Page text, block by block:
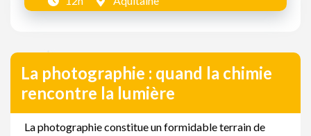
La photographie : quand la chimie
rencontre la lumière
La photographie constitue un formidable terrain de